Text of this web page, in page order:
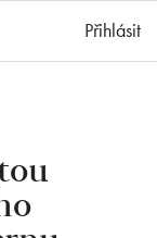
Přihlásit